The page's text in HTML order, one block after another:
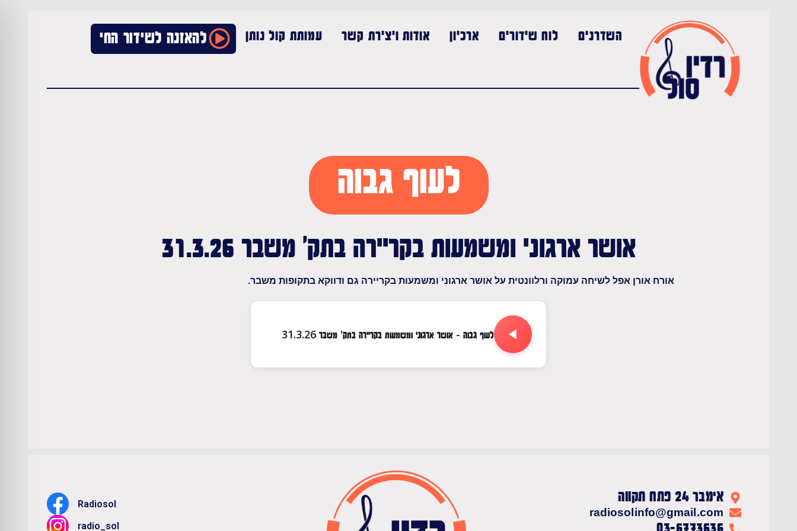
השדרנים לוח שידורים ארכיון אודות ויצירת קשר עמותת קול נותן להאזנה לשידור החי
לעוף גבוה
אושר ארגוני ומשמעות בקריירה בתק' משבר 31.3.26
אורח אורן אפל לשיחה עמוקה ורלוונטית על אושר ארגוני ומשמעות בקריירה גם ודווקא בתקופות משבר.
לעוף גבוה - אושר ארגוני ומשמעות בקריירה בתק' משבר 31.3.26
אימבר 24 פתח תקווה
radiosolinfo@gmail.com
Radiosol
radio_sol